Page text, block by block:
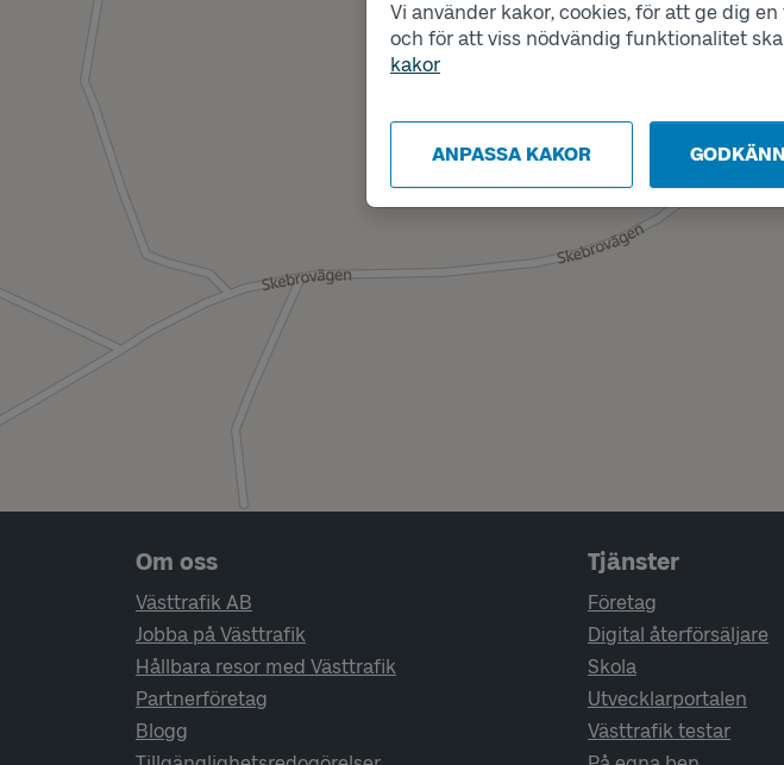
Vi använder kakor, cookies, för att ge dig
och för att viss nödvändig funktionalitet
kakor
ANPASSA KAKOR
Sidfotsnavigering
Om oss
Västtrafik AB
Jobba på Västtrafik
Hållbara resor med Västtrafik
Partnerföretag
Blogg
Tjänster
Företag
Digital återförsäljare
Skola
Utvecklarportalen
Västtrafik testar